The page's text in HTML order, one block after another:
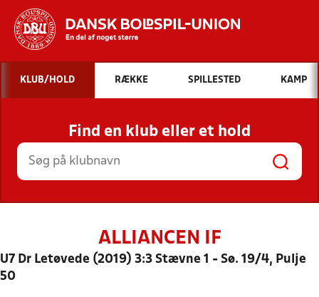
Hvad vil du søge efter?
INDHOLD OG NYHEDER
STILLINGER, RESULTATER, KLUBBER OG
HOLD
KLUB/HOLD RÆKKE SPILLESTED KAMP
Find en klub eller et hold
ALLIANCEN IF
U7 Dr Letøvede (2019) 3:3 Stævne 1 - Sø. 19/4, Pulje
50